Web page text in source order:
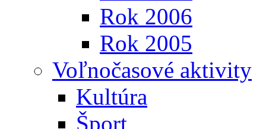
Rok 2006
Rok 2005
Voľnočasové aktivity
Kultúra
Šport